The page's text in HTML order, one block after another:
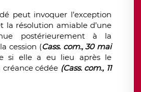
peut invoquer l’exception
la résolution amiable d’une
postérieurement à la
cession (Cass. com., 30 mai
si elle a eu lieu après le
cédée (Cass. com., 11